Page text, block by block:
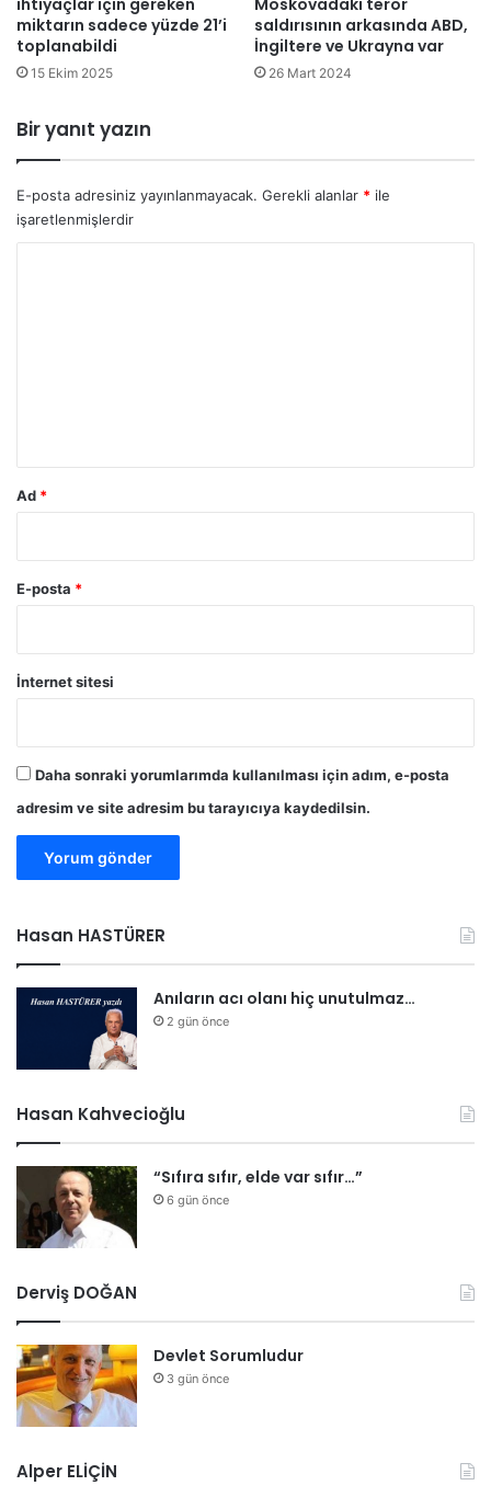
o
l
a
ç
ı
ı
k
r
n
g
ü
e
n
l
i
i
n
ö
t
m
a
ç
a
ı
t
ı
ihtiyaçlar için gereken
miktarın sadece yüzde 21’i
toplanabildi
15 Ekim 2025
Moskovadaki terör
saldırısının arkasında ABD,
İngiltere ve Ukrayna var
26 Mart 2024
Bir yanıt yazın
E-posta adresiniz yayınlanmayacak. Gerekli alanlar * ile
işaretlenmişlerdir
Ad *
E-posta *
İnternet sitesi
Daha sonraki yorumlarımda kullanılması için adım, e-posta
adresim ve site adresim bu tarayıcıya kaydedilsin.
Hasan HASTÜRER
Anıların acı olanı hiç unutulmaz…
2 gün önce
Hasan Kahvecioğlu
“Sıfıra sıfır, elde var sıfır…”
6 gün önce
Derviş DOĞAN
Devlet Sorumludur
3 gün önce
Alper ELİÇİN